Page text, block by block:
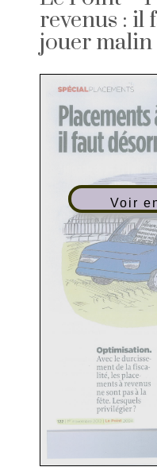
revenus : il
jouer malin
Voir